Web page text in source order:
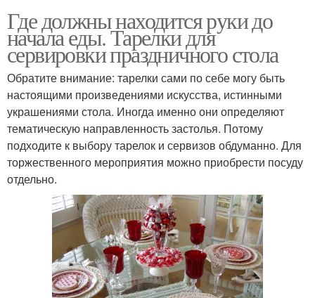
Где должны находится руки до
начала еды. Тарелки для
сервировки праздничного стола
Обратите внимание: тарелки сами по себе могу быть
настоящими произведениями искусства, истинными
украшениями стола. Иногда именно они определяют
тематическую направленность застолья. Потому
подходите к выбору тарелок и сервизов обдуманно. Для
торжественного мероприятия можно приобрести посуду
отдельно.